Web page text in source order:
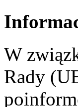
W
Rady